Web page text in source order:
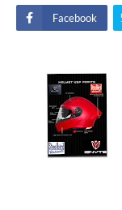
Facebook